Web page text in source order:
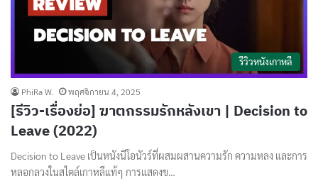
รีวิวหนังเกาหลี
PhiRa W. พฤศจิกายน 4, 2025
[รีวิว-เรื่องย่อ] ฆาตกรรมรักหลังเขา | Decision to
Leave (2022)
Decision to Leave เป็นหนังนีโอนัวร์ที่ผสมผสานความรัก ความหลง และการ
หลอกลวงในสไตล์เกาหลีแท้ๆ การแสดงข…